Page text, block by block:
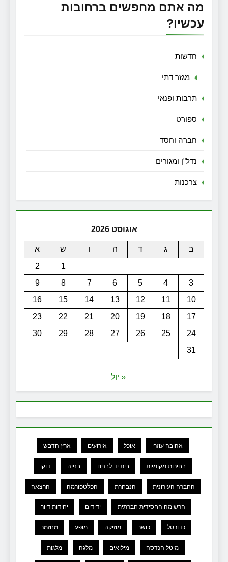
מה אתם מחפשים ברחובות
עכשיו?
חדשות
מגזר דתי
תרבות ופנאי
ספורט
חברה וחסד
נדל"ן ומגורים
צרכנות
אוגוסט 2026
ב ג ד ה ו ש
א
1
2
3
4
5
6
7
8
9
10
11
12
13
14
15
16
17
18
19
20
21
22
23
24
25
26
27
28
29
30
31
« יול
אהובה עוזרי אוכל אירועים ארץ הדבש
בחירות מקומיות בית יד לבנים בנייה דוקו
החברה העירונית הנבחרת הפלטפורמה הרצאה
הרשימה החסידית חברתית ידידים יחידות דיור
כדורסל כושר מוזיקה מופע מחזמר
מיטל הנדסה מילואים מלגה מלגות